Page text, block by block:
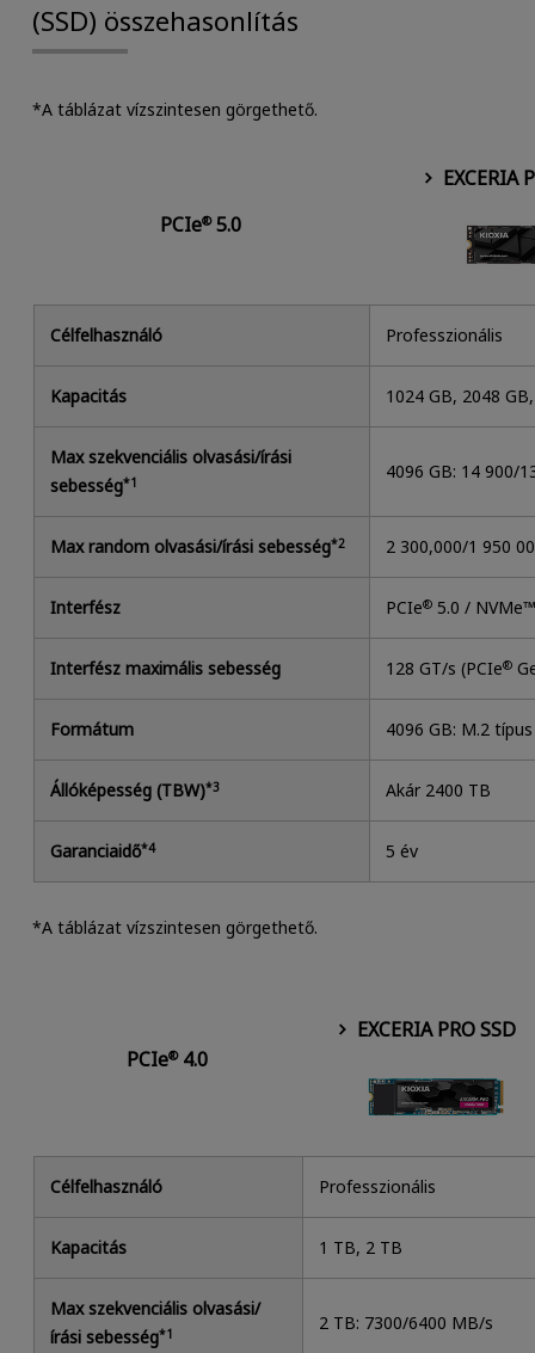
(SSD) összehasonlítás
*A táblázat vízszintesen görgethető.
PCIe®5.0
EXCERIA
Célfelhasználó Professzionális
Kapacitás 1024 GB, 2048
Max szekvenciális olvasási/írási
sebesség*1 4096 GB: 14 900/
Max random olvasási/írási sebesség*2 2 300,000/1 950
Interfész PCIe® 5.0 /
Interfész maximális sebesség 128 GT/s (PCIe®
Formátum 4096 GB: M.2
Állóképesség (TBW)*3 Akár 2400 TB
Garanciaidő*4 5 év
*A táblázat vízszintesen görgethető.
PCIe®4.0
EXCERIA PRO SSD
Célfelhasználó Professzionális
Kapacitás 1 TB, 2 TB
Max szekvenciális olvasási/
írási sebesség*1 2 TB: 7300/6400 MB/s